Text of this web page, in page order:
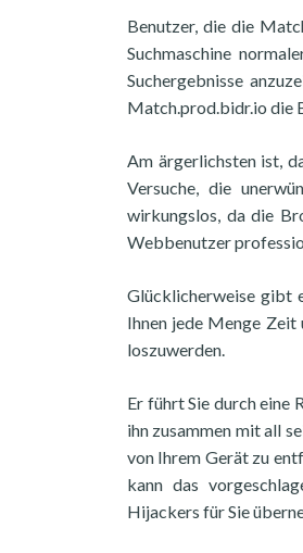
Benutzer, die die
Suchmaschine
Suchergebnisse
Match.prod.bidr.io die
Am ärgerlichsten ist,
Versuche, die
wirkungslos, da die
Webbenutzer
Glücklicherweise gibt
Ihnen jede Menge Zeit
loszuwerden.
Er führt Sie durch eine
ihn zusammen mit all
von Ihrem Gerät zu
kann das
Hijackers für Sie